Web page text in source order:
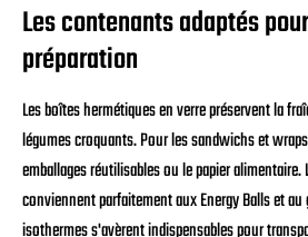
Les contenants adaptés
préparation
Les boîtes hermétiques en verre préservent la
légumes croquants. Pour les sandwichs et
emballages réutilisables ou le papier alimentaire.
conviennent parfaitement aux Energy Balls et